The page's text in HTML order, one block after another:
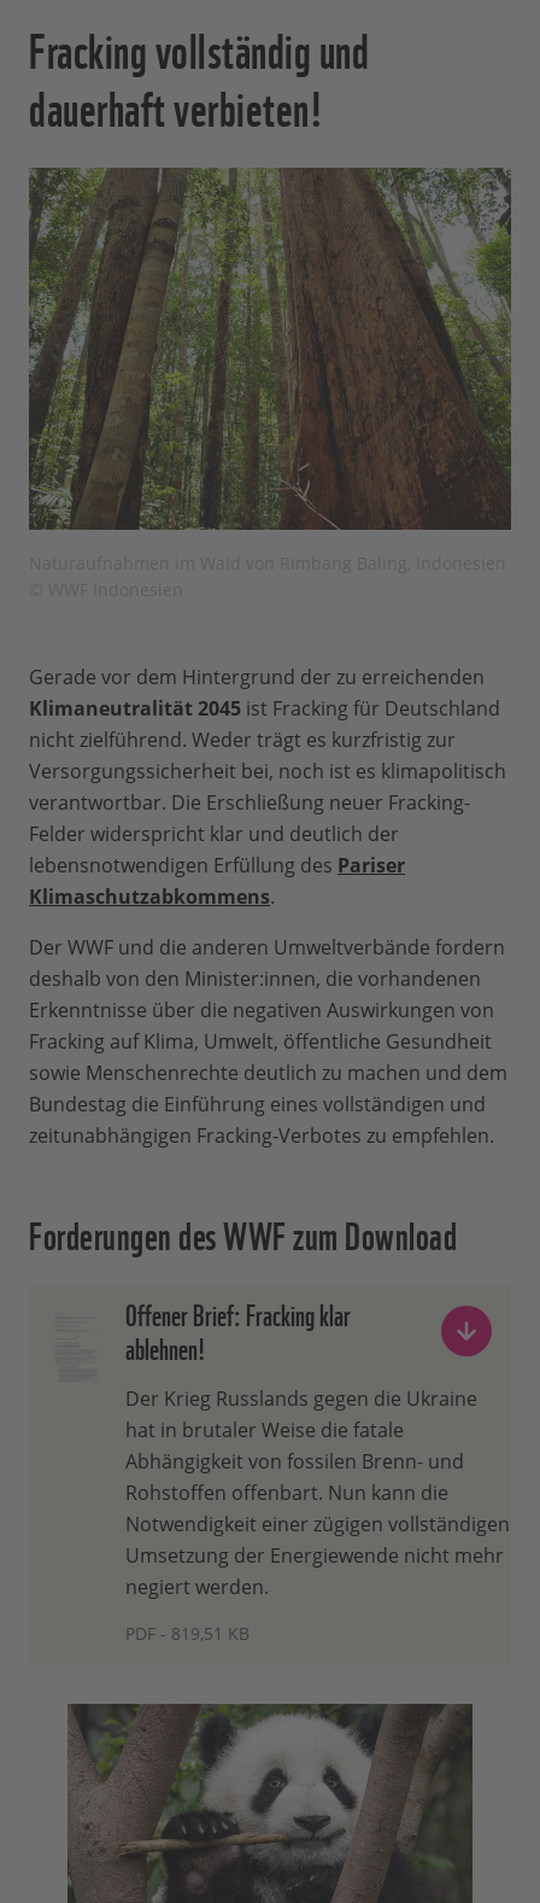
Fracking vollständig und
dauerhaft verbieten!
Gerade vor dem Hintergrund der zu erreichenden
Klimaneutralität 2045 ist Fracking für Deutschland
nicht zielführend. Weder trägt es kurzfristig zur
Versorgungssicherheit bei, noch ist es klimapolitisch
verantwortbar. Die Erschließung neuer Fracking-
Felder widerspricht klar und deutlich der
lebensnotwendigen Erfüllung des Pariser
Klimaschutzabkommens.
Der WWF und die anderen Umweltverbände fordern
deshalb von den Minister:innen, die vorhandenen
Erkenntnisse über die negativen Auswirkungen von
Fracking auf Klima, Umwelt, öffentliche Gesundheit
sowie Menschenrechte deutlich zu machen und dem
Bundestag die Einführung eines vollständigen und
zeitunabhängigen Fracking-Verbotes zu empfehlen.
Forderungen des WWF zum Download
Offener Brief: Fracking klar
ablehnen!
Der Krieg Russlands gegen die Ukraine
hat in brutaler Weise die fatale
Abhängigkeit von fossilen Brenn- und
Rohstoffen offenbart. Nun kann die
Notwendigkeit einer zügigen vollständigen
Umsetzung der Energiewende nicht mehr
negiert werden.
PDF - 819,51 KB